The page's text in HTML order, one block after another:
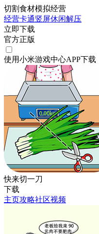
切割食材模拟经营
经营卡通竖屏休闲解压
立即下载
官方正版
使用小米游戏中心APP下载
快来切一刀
下载
主页攻略社区视频